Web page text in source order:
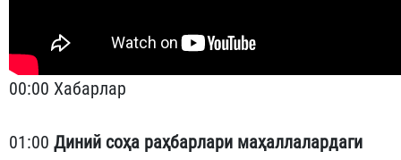
00:00 Хабарлар
01:00 Диний соҳа раҳбарлари маҳаллалардаги